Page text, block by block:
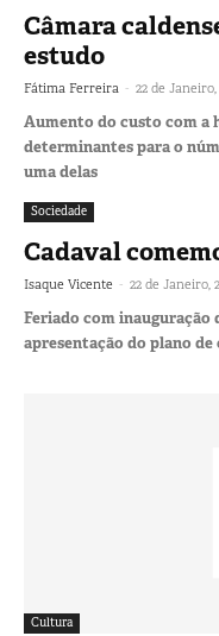
Câmara
estudo
Fátima Ferreira - 22 de Janeiro,
Aumento do custo com a
determinantes para o
uma delas
Sociedade
Cadaval
Isaque Vicente - 22 de Janeiro,
Feriado com inauguração
apresentação do plano
Cultura